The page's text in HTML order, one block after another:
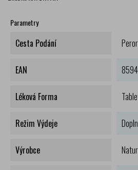
Parametry
Cesta Podání
EAN
Léková Forma
Režim Výdeje
Výrobce